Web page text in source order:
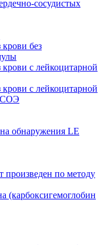
сосудистых
без
с лейкоцитарной
с лейкоцитарной
СОЭ
обнаружения LE
по методу
(карбоксигемоглобин